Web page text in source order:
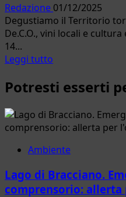
Redazione 01/12/2025
Degustiamo il Territorio
De.C.O., vini locali e
14...
Leggi tutto
più
Cerveteri.
“Degustiamo
Territorio”:
storie
e
Potresti esserti
Ambiente
Lago di Bracciano.
comprensorio: allerta